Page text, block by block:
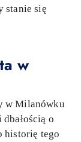
stanie się
w
w Milanówku
o
historię tego